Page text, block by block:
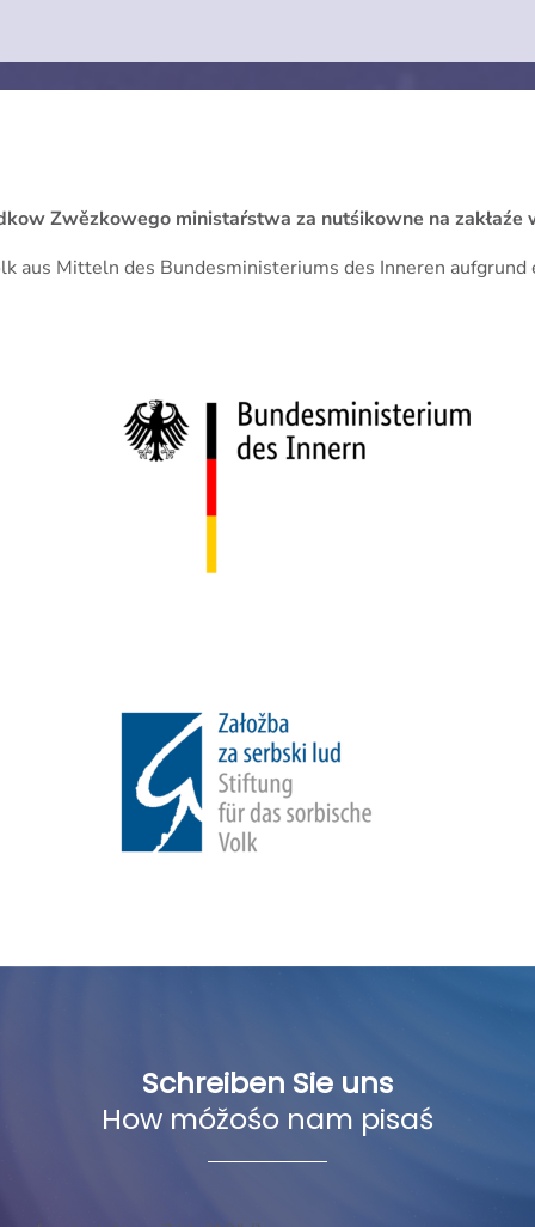
Zwězkowego ministaŕstwa za nutśikowne na
aus Mitteln des Bundesministeriums des Inneren
Schreiben Sie uns
How móžośo nam pisaś